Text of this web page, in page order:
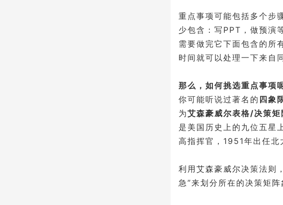
重点事项可能包括多个步
少包含：写PPT，做预演
需要做完它下面包含的所
时间就可以处理一下来自
那么，如何挑选重点事项
你可能听说过著名的 四象
为艾森豪威尔表格/决策矩
是美国历史上的九位五星
高指挥官，1951年出任北
利用艾森豪威尔决策法则
急”来划分所在的决策矩阵